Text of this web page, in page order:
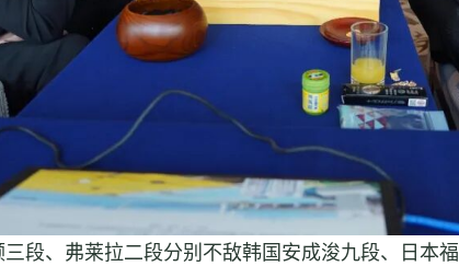
段、弗莱拉二段分别不敌韩国安成浚九段、日本